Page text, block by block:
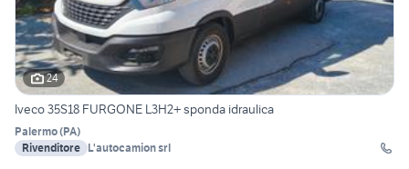
24
Iveco 35S18 FURGONE L3H2+ sponda idraulica
Palermo(PA)
Rivenditore L'autocamion srl